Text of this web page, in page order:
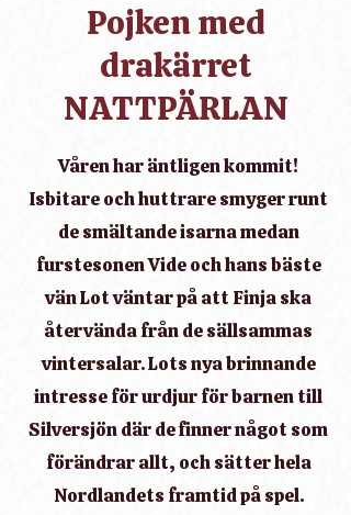
Pojken med
drakärret
NATTPÄRLAN
Våren har äntligen kommit!
Isbitare och huttrare smyger runt
de smältande isarna medan
furstesonen Vide och hans bäste
vän Lot väntar på att Finja ska
återvända från de sällsammas
vintersalar. Lots nya brinnande
intresse för urdjur för barnen till
Silversjön där de finner något som
förändrar allt, och sätter hela
Nordlandets framtid på spel.